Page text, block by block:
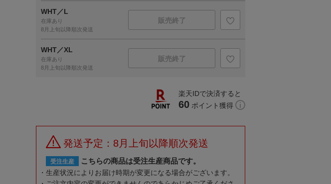
WHT／L
在庫あり
8月上旬以降順次発送
販売終了
WHT／XL
在庫あり
8月上旬以降順次発送
販売終了
楽天IDで決済すると
60 ポイント獲得
発送予定：8月上旬以降順次発送
受注生産 こちらの商品は受注生産商品です。
生産状況によりお届け時期が変更になる場合がございます。